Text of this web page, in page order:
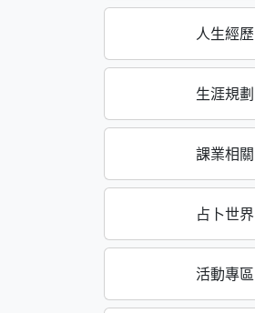
人生經歷
生涯規劃
課業相關
占卜世界
活動專區